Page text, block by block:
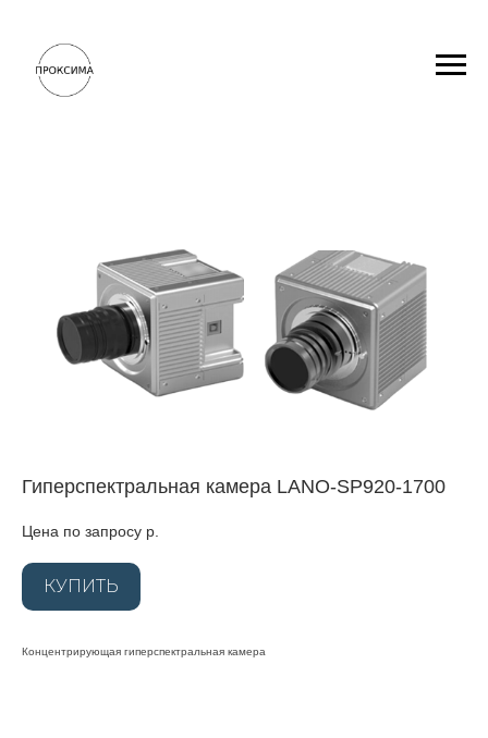
Гиперспектральная камера LANO-SP920-1700
Цена по запросу р.
КУПИТЬ
Концентрирующая гиперспектральная камера